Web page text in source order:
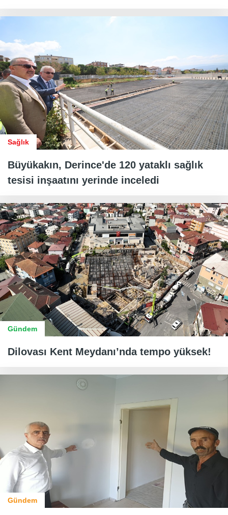
Sağlık
Büyükakın, Derince'de 120 yataklı sağlık
tesisi inşaatını yerinde inceledi
Gündem
Dilovası Kent Meydanı’nda tempo yüksek!
Gündem